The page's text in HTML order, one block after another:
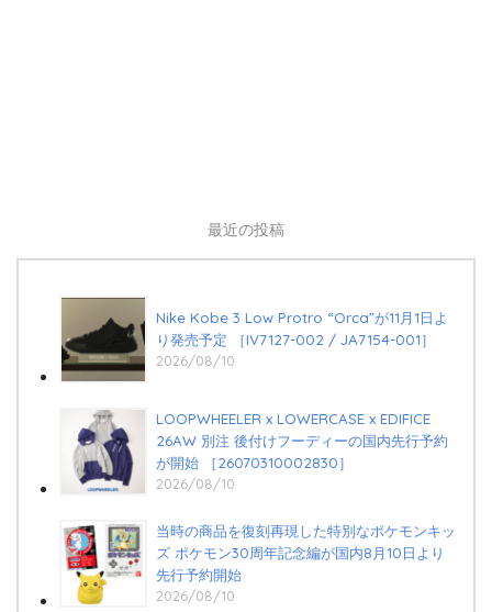
最近の投稿
Nike Kobe 3 Low Protro “Orca”が11月1日よ
り発売予定 ［IV7127-002 / JA7154-001］
2026/08/10
LOOPWHEELER x LOWERCASE x EDIFICE
26AW 別注 後付けフーディーの国内先行予約
が開始 ［26070310002830］
2026/08/10
当時の商品を復刻再現した特別なポケモンキッ
ズ ポケモン30周年記念編が国内8月10日より
先行予約開始
2026/08/10